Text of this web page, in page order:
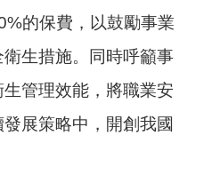
的保費，以鼓勵事業
生措施。同時呼籲事
管理效能，將職業安
展策略中，開創我國